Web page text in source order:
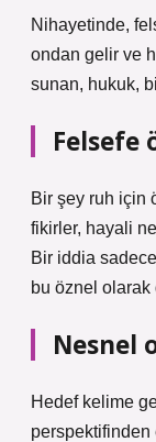
Nihayetinde,
ondan gelir ve
sunan, hukuk,
Felsefe
Bir şey ruh için
fikirler, hayali
Bir iddia
bu öznel olarak
Nesnel
Hedef kelime
perspektifinden